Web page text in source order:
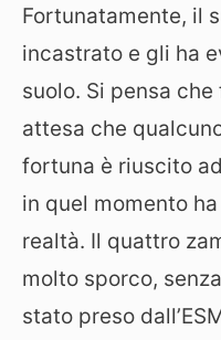
Fortunatamente, il
incastrato e gli ha
suolo. Si pensa
attesa che
fortuna è riuscito
in quel momento
realtà. Il quattro
molto sporco,
stato preso